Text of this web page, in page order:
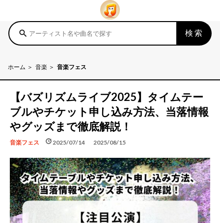
search 検索
ホーム 音楽 音楽フェス
【バズリズムライブ2025】タイムテー
ブルやチケット申し込み方法、当落情報
やグッズまで徹底解説！
音楽フェス schedule 2025/07/14
update 2025/08/15